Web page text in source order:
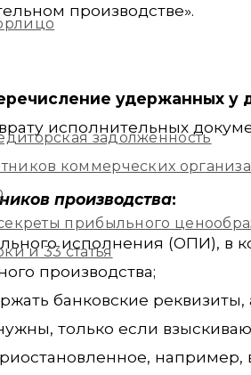
задолженность
коммерческих
прибыльного
и 33 статья
производстве».
удержанных у
исполнительных
производства:
исполнения (ОПИ), в
производства;
банковские
только если
например,